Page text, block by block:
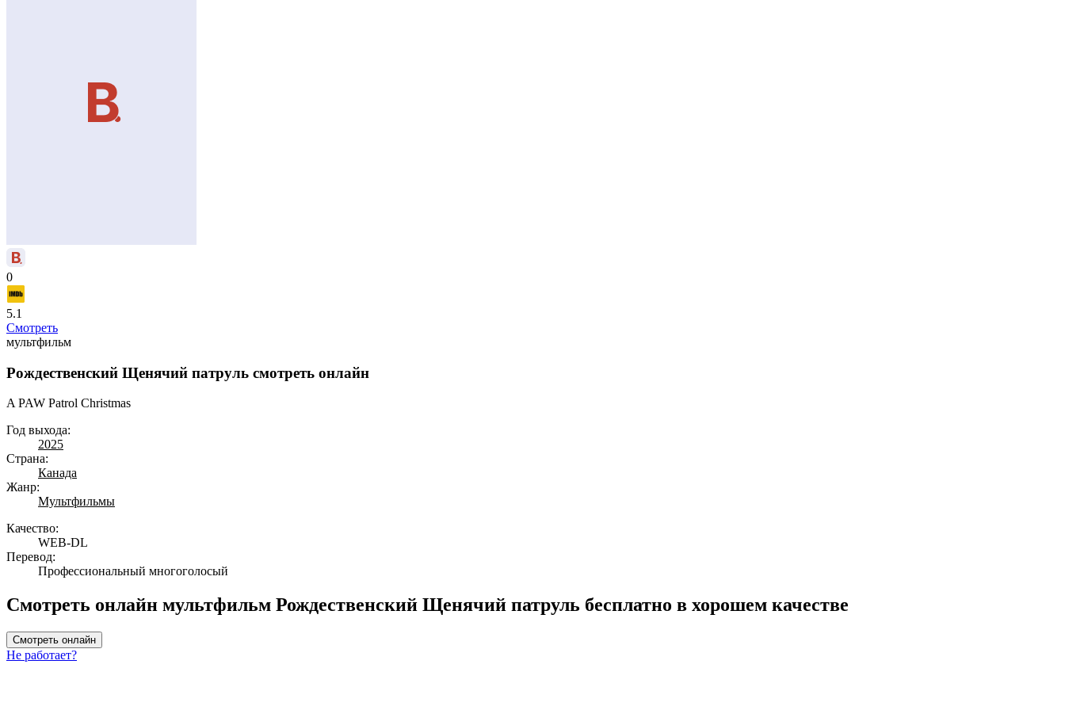
0
5.1
Смотреть
мультфильм
Рождественский Щенячий патруль смотреть онлайн
A PAW Patrol Christmas
Год выхода:
2025
Страна:
Канада
Жанр:
Мультфильмы
Качество:
WEB-DL
Перевод:
Профессиональный многоголосый
Смотреть онлайн мультфильм Рождественский Щенячий патруль бесплатно в хорошем качестве
Смотреть онлайн
Не работает?